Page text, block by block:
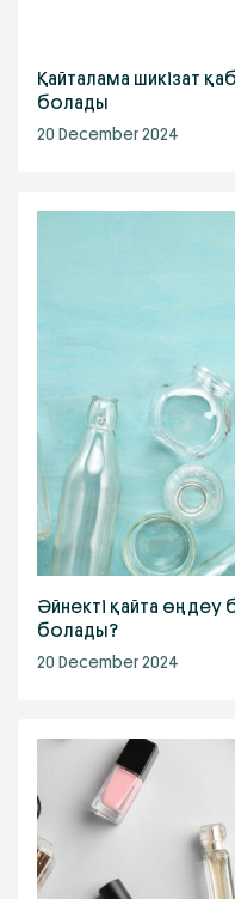
Қайталама шикізат
болады
20 December 2024
Әйнекті қайта өңдеу
болады?
20 December 2024